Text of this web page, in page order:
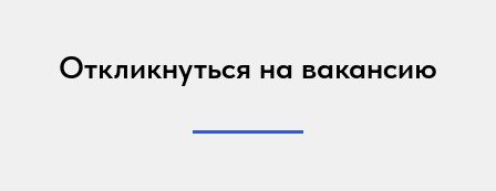
Откликнуться на вакансию